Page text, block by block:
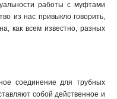
работы с муфтами
из нас привыкло говорить,
как всем известно, разных
соединение для трубных
собой действенное и